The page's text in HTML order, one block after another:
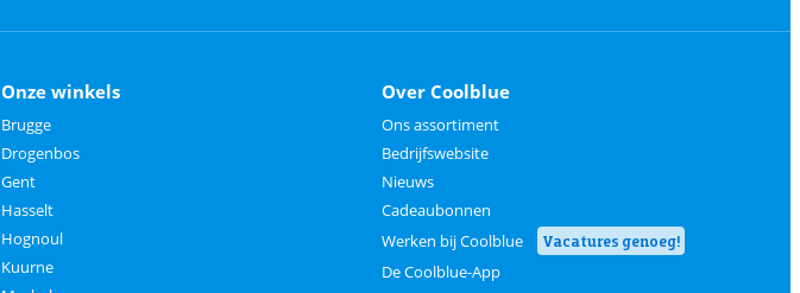
Onze winkels
Brugge
Drogenbos
Gent
Hasselt
Hognoul
Kuurne
Over Coolblue
Ons assortiment
Bedrijfswebsite
Nieuws
Cadeaubonnen
Werken bij Coolblue
Vacatures genoeg!
De Coolblue-App